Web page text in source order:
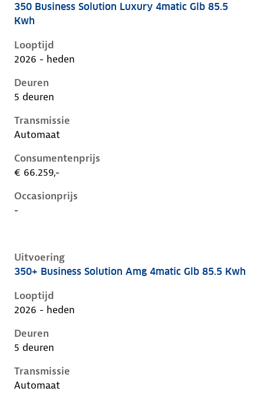
Mercedes Glb-Klasse ii-x248, glb 85.5 kwh, 260 kW,
350 Business Solution Luxury 4matic Glb 85.5
Kwh
Looptijd
2026 - heden
Deuren
5 deuren
Transmissie
Automaat
Consumentenprijs
€ 66.259,-
Occasionprijs
-
Uitvoering
Mercedes Glb-Klasse ii-x248, glb 85.5 kwh, 260 kW,
350+ Business Solution Amg 4matic Glb 85.5 Kwh
Looptijd
2026 - heden
Deuren
5 deuren
Transmissie
Automaat